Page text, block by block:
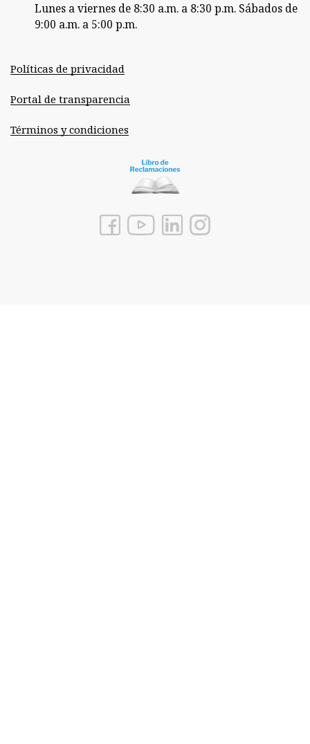
Lunes a viernes de 8:30 a.m. a 8:30 p.m. Sábados de
9:00 a.m. a 5:00 p.m.
Políticas de privacidad
Portal de transparencia
Términos y condiciones